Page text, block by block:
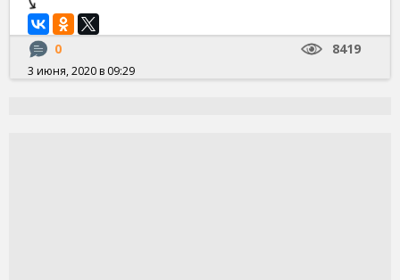
0 8419
3 июня, 2020 в 09:29